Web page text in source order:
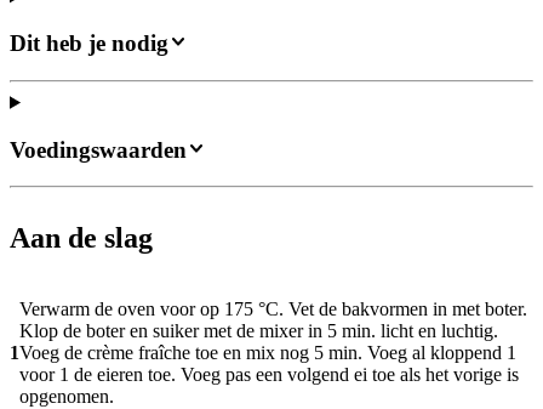
Dit heb je nodig
Aan de slag
1
Verwarm de oven voor op 175 °C. Vet de bakvormen in met boter.
Klop de boter en suiker met de mixer in 5 min. licht en luchtig.
Voeg de crème fraîche toe en mix nog 5 min. Voeg al kloppend 1
voor 1 de eieren toe. Voeg pas een volgend ei toe als het vorige is
opgenomen.
Voedingswaarden